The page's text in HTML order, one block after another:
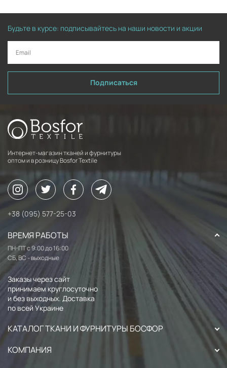
Будьте в курсе: подписывайтесь на наши новости и акции
Подписаться
Интернет-магазин тканей и фурнитуры
оптом и в розницу Bosfor Textile
+38 (095) 577-25-03
ВРЕМЯ РАБОТЫ
ПН-ПТ с 9:00 до 16:00
СБ, ВС - выходные
Заказы через сайт
принимаем круглосуточно
и без выходных. Доставка
по всей Украине
КАТАЛОГ ТКАНИ И ФУРНИТУРЫ БОСФОР
КОМПАНИЯ